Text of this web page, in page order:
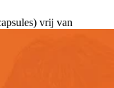
vrij van